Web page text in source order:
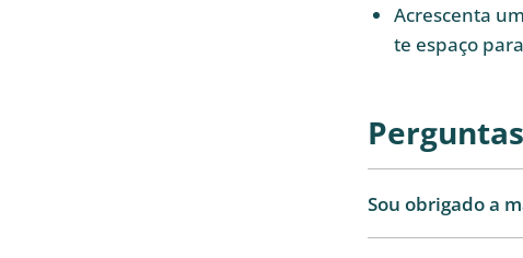
Acrescenta
te espaço
Sou obrigado a